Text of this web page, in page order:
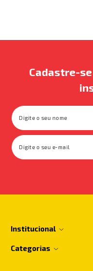
Cadastre-
Institucional
Categorias